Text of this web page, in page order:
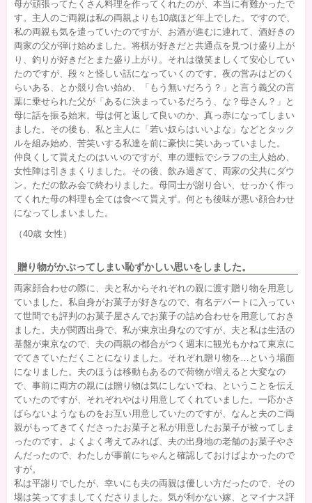
母が頑張ってたくさん料理を作ってくれたのが、本当に有難かったで
す。主人のご両親は私の両親よりも10歳ほど年上でした。ですので、
私の両親も気を遣っていたのですが、お酒が進むに連れて、酒好きの
両家の父が弾け始めました。将棋が好きだと共通点を見つけ盛り上が
り、釣りが好きだとまた盛り上がり。それは微笑ましくて安心してい
たのですが、段々と怪しい話になっていくのです。夜の営みはどのく
らいある、とか競り合い始め、「もう無いだろう？」と言う義父の言
葉に乗せられた父が「あるに決まっているだろう、な？母さん？」と
母に話を振る始末。母は何と返して良いのか、真っ赤になってしまい
ました。その後も、私と主人に「若い奴らはいいよな」などとタック
ルを組み始め、苦笑いする私達を前に豪快に笑いあっていました。
仲良くして貰えたのはいいのですが、車の運転でシラフの主人始め、
女性陣は引きまくりました。その後、飲み過ぎて、両家の父共にダウ
ン。ただの飲み会で終わりました。母同士が謝り合い、せっかく作っ
てくれた母の料理も全ては食べて貰えず。何とも後味が悪い顔合わせ
になってしまいました。
（40歳 女性）
贈り物がかぶってしまい恥ずかしい思いをしました。
両家顔合わせの際に、夫と私からそれぞれの親に渡す贈り物を用意し
ていました。私自身がお菓子が好きなので、有名デパートに入ってい
て世間でも評判のお菓子屋さんでお菓子の詰め合わせを用意しておき
ました。夫が関西出身で、私が東京出身なのですが、夫と私は生活の
基盤が東京なので、夫の両親の都合がつく週末に観光もかねて東京に
でてきていただくことになりました。それぞれ贈り物を…という場面
になりました。夫のほうは移動もあるので荷物が増えると大変なの
で、事前に両方の親には贈り物は気にしないでね、ということを伝え
ていたのですが、それぞれやはり用意してくれていました。一応かさ
ばらないようなものをお互い用意していたのですが、なんと夫のご両
親がもってきてくださったお菓子と私が用意したお菓子が被ってしま
ったのです。よくよく考えてみれば、夫の出身地の老舗のお菓子やさ
んだったので、わたしが事前にちゃんと確認しておけばよかったので
すが。
私は平謝りでしたが、幸いにも夫の両親は優しい方だったので、その
場は笑ってすましてくださりました。気が利かない嫁、とマイナス評